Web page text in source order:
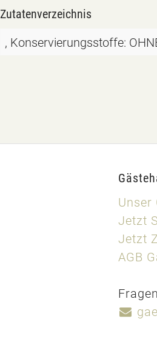
Zutatenverzeichnis
, Konservierungsstoffe:
Unser
Jetzt
Jetzt
AGB